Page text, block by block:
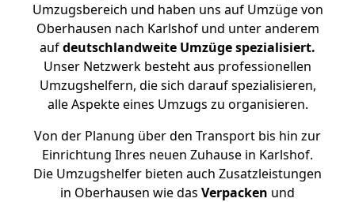
Umzugsbereich und haben uns auf Umzüge von
Oberhausen nach Karlshof und unter anderem
aufdeutschlandweite Umzüge spezialisiert.
Unser Netzwerk besteht aus professionellen
Umzugshelfern, die sich darauf spezialisieren,
alle Aspekte eines Umzugs zu organisieren.
Von der Planung über den Transport bis hin zur
Einrichtung Ihres neuen Zuhause in Karlshof.
Die Umzugshelfer bieten auch Zusatzleistungen
in Oberhausen wie das Verpacken und